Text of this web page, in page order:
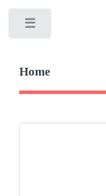
Home